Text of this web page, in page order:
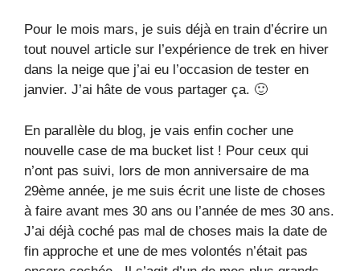
Pour le mois mars, je suis déjà en train d’écrire un
tout nouvel article sur l’expérience de trek en hiver
dans la neige que j’ai eu l’occasion de tester en
janvier. J’ai hâte de vous partager ça. 🙂
En parallèle du blog, je vais enfin cocher une
nouvelle case de ma bucket list ! Pour ceux qui
n’ont pas suivi, lors de mon anniversaire de ma
29ème année, je me suis écrit une liste de choses
à faire avant mes 30 ans ou l’année de mes 30 ans.
J’ai déjà coché pas mal de choses mais la date de
fin approche et une de mes volontés n’était pas